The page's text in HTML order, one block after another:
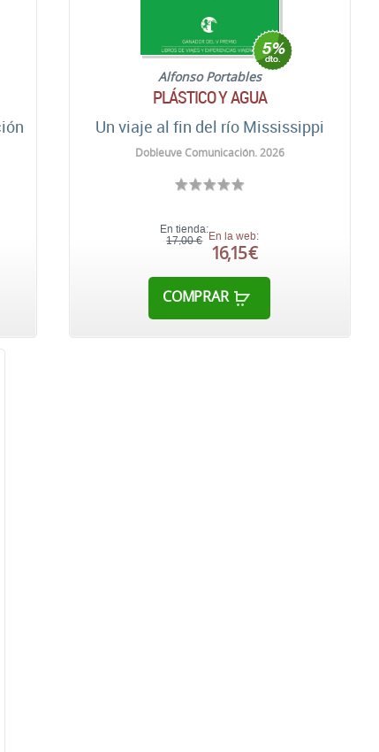
Alfonso Portables
PLÁSTICO Y AGUA
Un viaje al fin del río Mississippi
Dobleuve Comunicación. 2026
En tienda:
17,00 € En la web:
16,15 €
COMPRAR